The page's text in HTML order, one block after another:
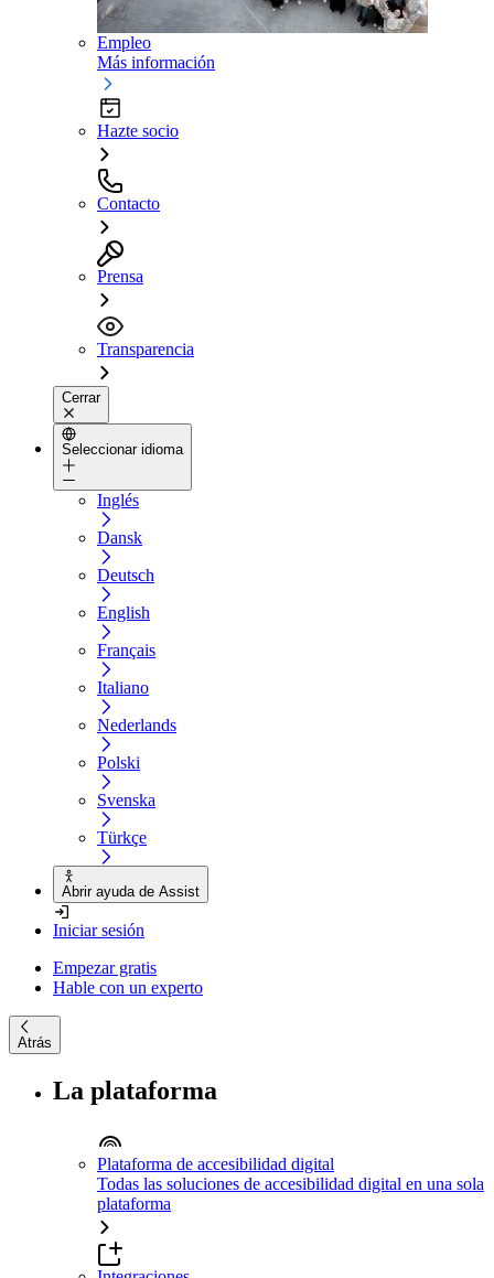
Empleo
Más información
Hazte socio
Contacto
Prensa
Transparencia
Cerrar
Seleccionar idioma
Inglés
Dansk
Deutsch
English
Français
Italiano
Nederlands
Polski
Svenska
Türkçe
Abrir ayuda de Assist
Iniciar sesión
Empezar gratis
Hable con un experto
Atrás
La plataforma
Plataforma de accesibilidad digital
Todas las soluciones de accesibilidad digital en una sola
plataforma